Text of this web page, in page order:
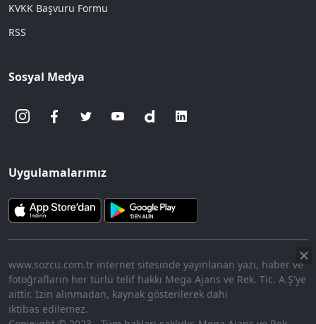
KVKK Başvuru Formu
RSS
Sosyal Medya
Uygulamalarımız
www.sozcu.com.tr internet sitesinde yayınlanan yazı, haber ve
fotoğrafların her türlü telif hakkı Mega Ajans ve Rek. Tic. A.Ş'ye
aittir. İzin alınmadan, kaynak gösterilerek dahi
iktibas edilemez.